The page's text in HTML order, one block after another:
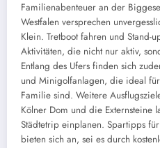
Familienabenteuer an der
Westfalen versprechen
Klein. Tretboot fahren und Stand-
Aktivitäten, die nicht nur aktiv,
Entlang des Ufers finden sich
und Minigolfanlagen, die ideal
Familie sind. Weitere
Kölner Dom und die Externsteine
Städtetrip einplanen. Spartipps
bieten sich an, sei es durch